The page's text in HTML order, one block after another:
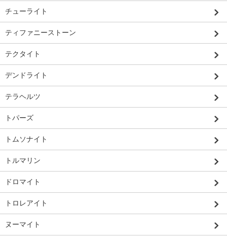
チューライト
ティファニーストーン
テクタイト
デンドライト
テラヘルツ
トパーズ
トムソナイト
トルマリン
ドロマイト
トロレアイト
ヌーマイト